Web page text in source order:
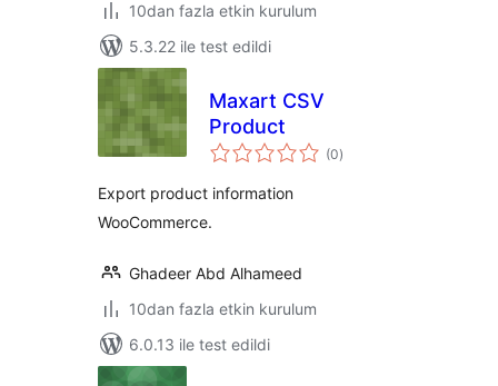
10dan fazla etkin kurulum
5.3.22 ile test edildi
Maxart CSV
Product
(0toplam
puan
)
Export product information
WooCommerce.
Ghadeer Abd Alhameed
10dan fazla etkin kurulum
6.0.13 ile test edildi